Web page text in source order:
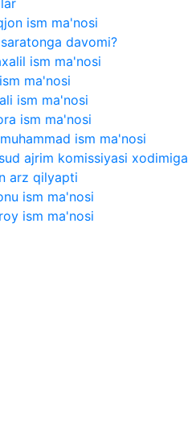
ism ma'nosi
davomi?
ism ma'nosi
ma'nosi
ism ma'nosi
ism ma'nosi
ism ma'nosi
ajrim komissiyasi xodimiga
arz qilyapti
ism ma'nosi
ism ma'nosi